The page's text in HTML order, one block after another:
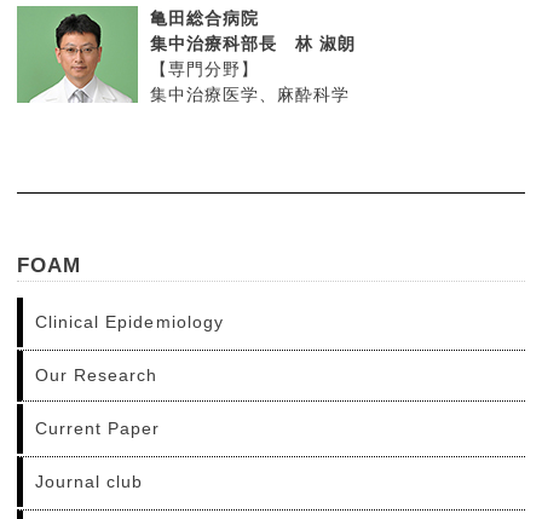
亀田総合病院
集中治療科部長 林 淑朗
【専門分野】
集中治療医学、麻酔科学
FOAM
Clinical Epidemiology
Our Research
Current Paper
Journal club